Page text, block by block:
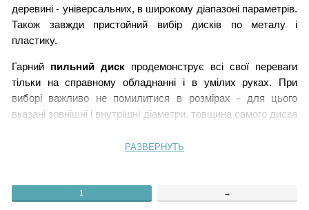
деревині - універсальних, в широкому діапазоні параметрів.
Також завжди пристойний вибір дисків по металу і
пластику.
Гарний пильний дискпродемонструє всі свої переваги
тільки на справному обладнанні і в умілих руках. При
виборі важливо не помилитися в розмірах - для цього
вказані зовнішні і внутрішні діаметри, товщина самого диска
купити пильний диск
Практика показує, що при дбайливому зверненні звичайний
серійний диск може роками працювати без нарікань, з
РАЗВЕРНУТЬ
1 →